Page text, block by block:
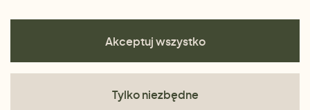
Akceptuj wszystko
Tylko niezbędne